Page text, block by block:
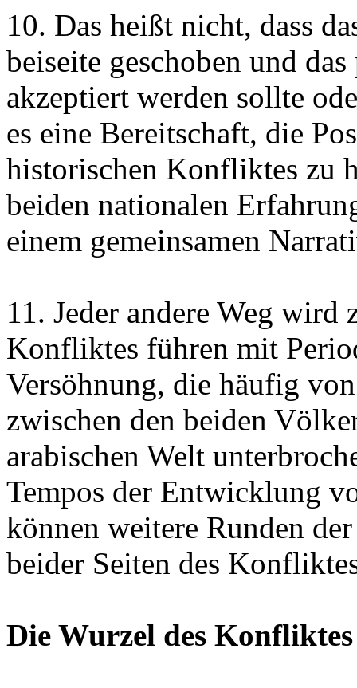
10. Das heißt nicht, dass
beiseite geschoben und
akzeptiert werden sollte
es eine Bereitschaft, die
historischen Konfliktes zu
beiden nationalen
einem gemeinsamen
11. Jeder andere Weg wird
Konfliktes führen mit
Versöhnung, die häufig
zwischen den beiden
arabischen Welt
Tempos der Entwicklung
können weitere Runden
beider Seiten des
Die Wurzel des Konfliktes